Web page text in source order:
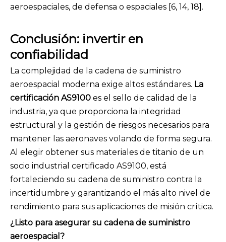
aeroespaciales, de defensa o espaciales [6, 14, 18].
Conclusión: invertir en
confiabilidad
La complejidad de la cadena de suministro
aeroespacial moderna exige altos estándares. La
certificación AS9100 es el sello de calidad de la
industria, ya que proporciona la integridad
estructural y la gestión de riesgos necesarios para
mantener las aeronaves volando de forma segura.
Al elegir obtener sus materiales de titanio de un
socio industrial certificado AS9100, está
fortaleciendo su cadena de suministro contra la
incertidumbre y garantizando el más alto nivel de
rendimiento para sus aplicaciones de misión crítica.
¿Listo para asegurar su cadena de suministro
aeroespacial?